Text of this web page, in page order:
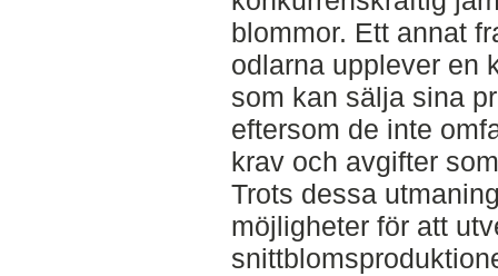
blommor. Ett annat
odlarna upplever en
som kan sälja sina
eftersom de inte
krav och avgifter
Trots dessa
möjligheter för att